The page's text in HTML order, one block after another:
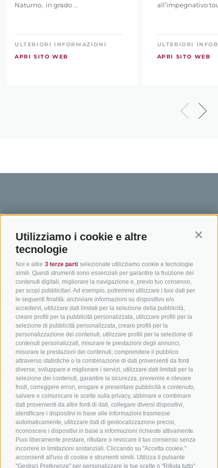
Utilizziamo i cookie e altre
tecnologie
Noi e altre 3 terze parti selezionate utilizziamo cookie e tecnologie
simili. Questi strumenti sono essenziali per garantire la fruizione dei
contenuti digitali, migliorare la navigazione e, previo tuo consenso,
per scopi pubblicitari. Ad esempio, potremmo utilizzare i tuoi dati per
le seguenti finalità: archiviare informazioni su dispositivo e/o
accedervi, utilizzare dati limitati per la selezione della pubblicità,
creare profili per la pubblicità personalizzata, utilizzare profili per la
selezione di pubblicità personalizzata, creare profili per la
personalizzazione dei contenuti, utilizzare profili per la selezione di
contenuti personalizzati, misurare le prestazioni degli annunci,
misurare le prestazioni dei contenuti, comprendere il pubblico
attraverso statistiche o la combinazione di dati provenienti da fonti
diverse, sviluppare e migliorare i servizi, utilizzare dati limitati per la
selezione dei contenuti, garantire la sicurezza, prevenire e rilevare
frodi, correggere errori, erogare e presentare pubblicità e contenuto,
salvare e comunicare le scelte sulla privacy, abbinare e combinare
dati provenienti da altre fonti di dati, collegare diversi dispositivi,
identificare i dispositivi in base alle informazioni trasmesse
automaticamente, utilizzare dati di geolocalizzazione precisi,
riconoscere i dispositivi in base a informazioni richieste attivamente.
Puoi liberamente prestare, rifiutare o revocare il tuo consenso senza
incorrere in limitazioni sostanziali. Cliccando su "Accetta cookie,"
acconsenti all'uso di cookie e strumenti simili. Utilizza il pulsante
"Gestisci Preferenze" per personalizzare le tue scelte o "Rifiuta tutto"
Naturno, in grado ...
ULTERIORI INFORMAZIONI
APRI SITO WEB
all’impegnativo
ULTERIORI
APRI SITO WEB
SÜDTIROL
Hotel & pacchetti
Pacchetti vacanze
Buoni vacanza
Hot Deals
Bike & Work
ADIGE
Adige
In bici da corsa in Alto
Adige
Ciclabili in Alto Adige
Scuole bike
Tutti i tour
Come
Meteo
Catalogo
info@bikehotels.it
ISCRIVITI ALLA NOSTRA NEWSLETTER